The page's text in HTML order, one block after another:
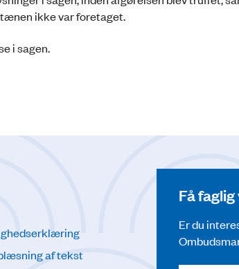
ikke var foretaget.
i sagen.
af tekst
Få
Er du